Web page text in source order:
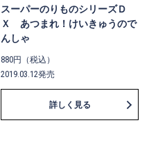
スーパーのりものシリーズＤ
Ｘ あつまれ！けいきゅうので
んしゃ
880円（税込）
2019.03.12発売
詳しく見る